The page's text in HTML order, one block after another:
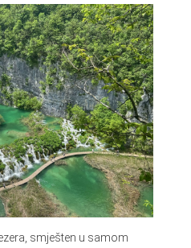
smješten u samom